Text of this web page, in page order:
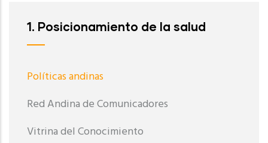
1. Posicionamiento de la salud
Políticas andinas
Red Andina de Comunicadores
Vitrina del Conocimiento